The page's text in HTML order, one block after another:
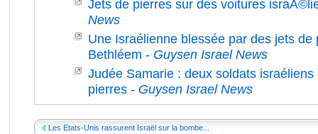
Jets de pierres sur des voitures
News
Une Israélienne blessée par des jets de
Bethléem - Guysen Israel News
Judée Samarie : deux soldats
pierres- Guysen Israel News
Les Etats-Unis rassurent Israël sur la bombe...